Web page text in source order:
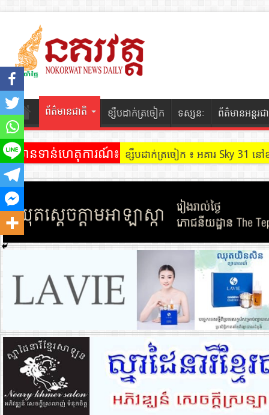
ព័ត៌មានជាតិ ខ្សឹបដាក់ត្រចៀក ទស្សនៈ ព័ត៌មានអន្តរជ
ព័ត៌មានទាន់ហេតុការណ៍៖ ខ្សឹបដាក់ត្រចៀក ៖ អគារ Sky 31
ខ្សឹបដាក់ត្រចៀក ៖ ដល់ករ ! ឈ្មួញដឹក